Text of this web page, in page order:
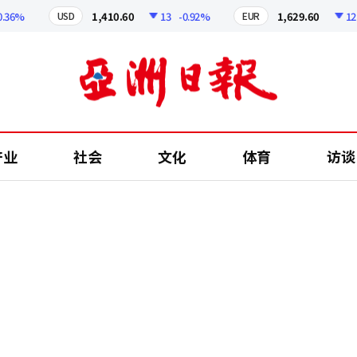
USD 1,410.60 13 -0.92% EUR 1,629.60 12.24
社会 文化 体育 访谈